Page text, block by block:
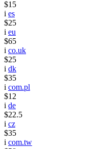
$15
i es
$25
i eu
$65
i co.uk
$25
i dk
$35
i com.pl
$12
i de
$22.5
i cz
$35
i com.tw